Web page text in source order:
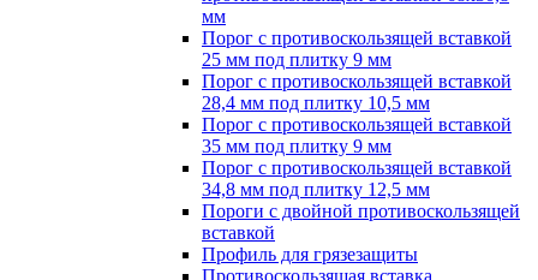
мм
Порог с противоскользящей вставкой
25 мм под плитку 9 мм
Порог с противоскользящей вставкой
28,4 мм под плитку 10,5 мм
Порог с противоскользящей вставкой
35 мм под плитку 9 мм
Порог с противоскользящей вставкой
34,8 мм под плитку 12,5 мм
Пороги с двойной противоскользящей
вставкой
Профиль для грязезащиты
Противоскользящая вставка